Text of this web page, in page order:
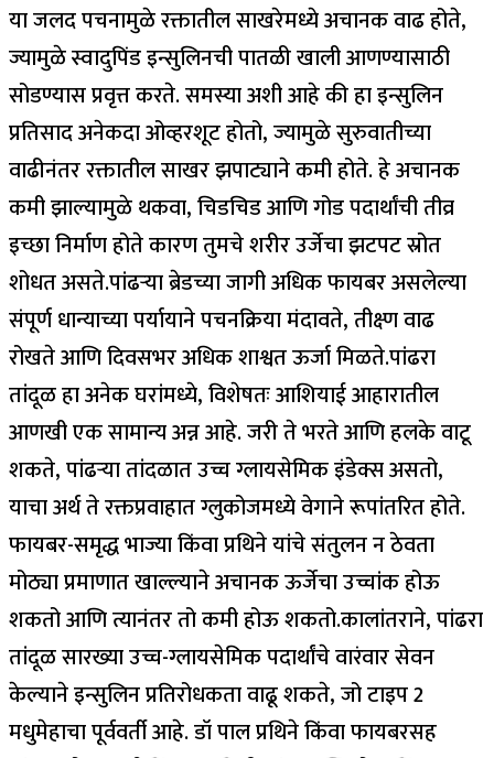
या जलद पचनामुळे रक्तातील साखरेमध्ये अचानक वाढ होते,
ज्यामुळे स्वादुपिंड इन्सुलिनची पातळी खाली आणण्यासाठी
सोडण्यास प्रवृत्त करते. समस्या अशी आहे की हा इन्सुलिन
प्रतिसाद अनेकदा ओव्हरशूट होतो, ज्यामुळे सुरुवातीच्या
वाढीनंतर रक्तातील साखर झपाट्याने कमी होते. हे अचानक
कमी झाल्यामुळे थकवा, चिडचिड आणि गोड पदार्थांची तीव्र
इच्छा निर्माण होते कारण तुमचे शरीर उर्जेचा झटपट स्रोत
शोधत असते.पांढऱ्या ब्रेडच्या जागी अधिक फायबर असलेल्या
संपूर्ण धान्याच्या पर्यायाने पचनक्रिया मंदावते, तीक्ष्ण वाढ
रोखते आणि दिवसभर अधिक शाश्वत ऊर्जा मिळते.पांढरा
तांदूळ हा अनेक घरांमध्ये, विशेषतः आशियाई आहारातील
आणखी एक सामान्य अन्न आहे. जरी ते भरते आणि हलके वाटू
शकते, पांढऱ्या तांदळात उच्च ग्लायसेमिक इंडेक्स असतो,
याचा अर्थ ते रक्तप्रवाहात ग्लुकोजमध्ये वेगाने रूपांतरित होते.
फायबर-समृद्ध भाज्या किंवा प्रथिने यांचे संतुलन न ठेवता
मोठ्या प्रमाणात खाल्ल्याने अचानक ऊर्जेचा उच्चांक होऊ
शकतो आणि त्यानंतर तो कमी होऊ शकतो.कालांतराने, पांढरा
तांदूळ सारख्या उच्च-ग्लायसेमिक पदार्थांचे वारंवार सेवन
केल्याने इन्सुलिन प्रतिरोधकता वाढू शकते, जो टाइप 2
मधुमेहाचा पूर्ववर्ती आहे. डॉ पाल प्रथिने किंवा फायबरसह